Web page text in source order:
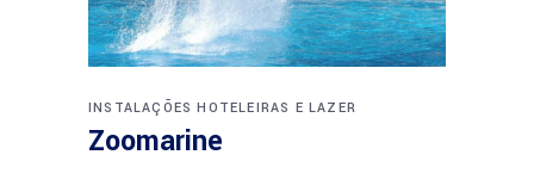
INSTALAÇÕES HOTELEIRAS E LAZER
Zoomarine